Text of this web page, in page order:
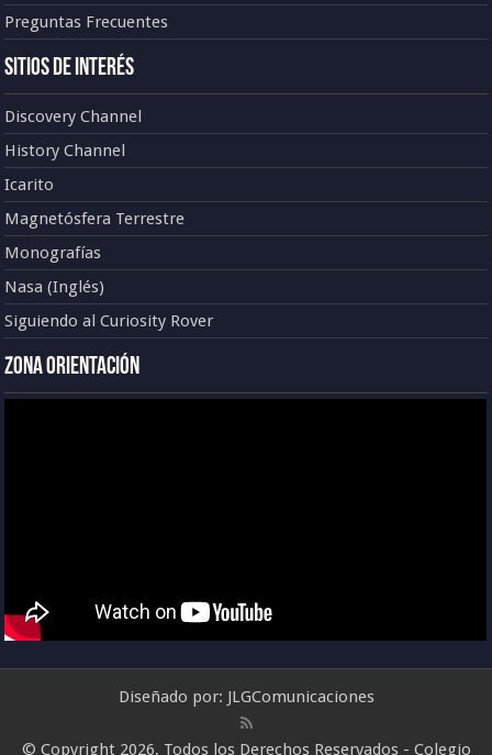
Preguntas Frecuentes
Sitios de Interés
Discovery Channel
History Channel
Icarito
Magnetósfera Terrestre
Monografías
Nasa (Inglés)
Siguiendo al Curiosity Rover
Zona Orientación
Diseñado por: JLGComunicaciones
© Copyright 2026, Todos los Derechos Reservados - Colegio